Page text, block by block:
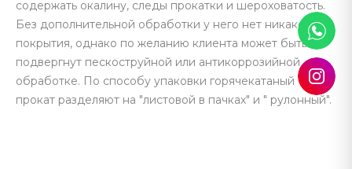
содержать окалину, следы прокатки и шероховатость.
Без дополнительной обработки у него нет никакого
покрытия, однако по желанию клиента может быть
подвергнут пескоструйной или антикоррозийной
обработке. По способу упаковки горячекатаный
прокат разделяют на "листовой в пачках" и " рулонный".